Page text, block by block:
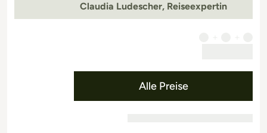
Claudia Ludescher, Reiseexpertin
Alle Preise